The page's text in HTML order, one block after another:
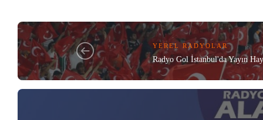
YEREL RADYOLAR
Radyo Gol İstanbul'da Yayın